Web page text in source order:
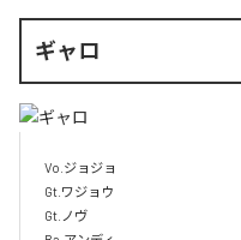
ギャロ
Vo.ジョジョ
Gt.ワジョウ
Gt.ノヴ